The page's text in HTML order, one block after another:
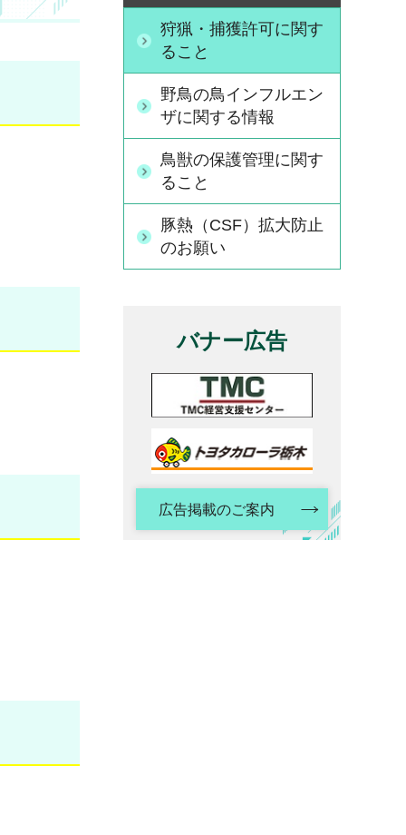
狩猟・捕獲許可に関す
ること
野鳥の鳥インフルエン
ザに関する情報
鳥獣の保護管理に関す
ること
豚熱（CSF）拡大防止
のお願い
バナー広告
広告掲載のご案内